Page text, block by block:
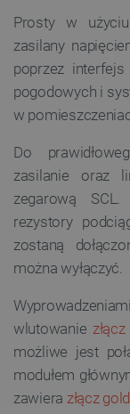
Prosty w
zasilany
poprzez
pogodowych i
w
Do
zasilanie oraz
zegarową
rezystory
zostaną
można wyłączyć.
wlutowanie
możliwe jest
modułem
zawiera złącz